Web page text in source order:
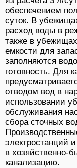
обеспечением
суток. В
расход воды в
также в
емкости для
заполняются
готовность. Для
отводом вод в
использовании
обслуживания
сбора сточных
электростанций
в хозяйственно-
канализацию.